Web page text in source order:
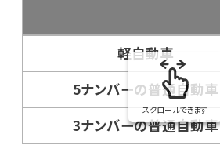
軽自動車
5ナンバーの普通自動車
3ナンバーの普通自動車
スクロールできます